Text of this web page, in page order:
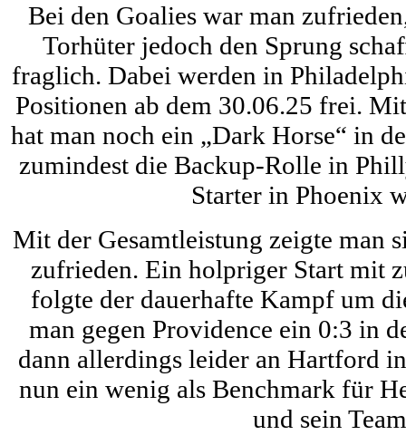
Bei den Goalies war man
Torhüter jedoch den Sprung
fraglich. Dabei werden in
Positionen ab dem 30.06.25 frei.
hat man noch ein „Dark Horse“ in
zumindest die Backup-Rolle in
Starter in Phoenix
Mit der Gesamtleistung zeigte man
zufrieden. Ein holpriger Start mit
folgte der dauerhafte Kampf um
man gegen Providence ein 0:3 in
dann allerdings leider an Hartford
nun ein wenig als Benchmark für
und sein